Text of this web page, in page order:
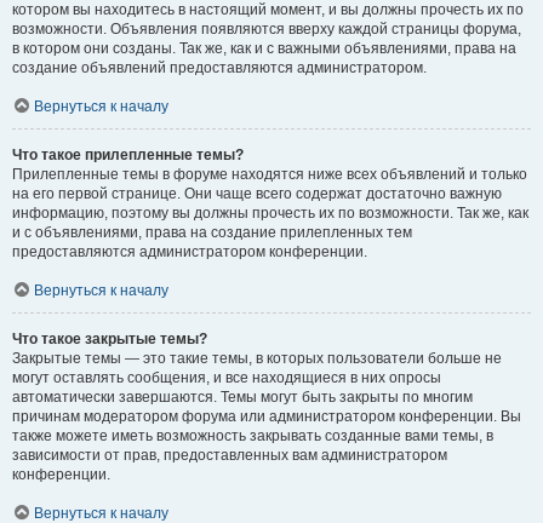
котором вы находитесь в настоящий момент, и вы должны прочесть их по
возможности. Объявления появляются вверху каждой страницы форума,
в котором они созданы. Так же, как и с важными объявлениями, права на
создание объявлений предоставляются администратором.
Вернуться к началу
Что такое прилепленные темы?
Прилепленные темы в форуме находятся ниже всех объявлений и только
на его первой странице. Они чаще всего содержат достаточно важную
информацию, поэтому вы должны прочесть их по возможности. Так же, как
и с объявлениями, права на создание прилепленных тем
предоставляются администратором конференции.
Вернуться к началу
Что такое закрытые темы?
Закрытые темы — это такие темы, в которых пользователи больше не
могут оставлять сообщения, и все находящиеся в них опросы
автоматически завершаются. Темы могут быть закрыты по многим
причинам модератором форума или администратором конференции. Вы
также можете иметь возможность закрывать созданные вами темы, в
зависимости от прав, предоставленных вам администратором
конференции.
Вернуться к началу